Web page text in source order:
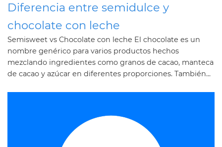
Diferencia entre semidulce y
chocolate con leche
Semisweet vs Chocolate con leche El chocolate es un
nombre genérico para varios productos hechos
mezclando ingredientes como granos de cacao, manteca
de cacao y azúcar en diferentes proporciones. También...